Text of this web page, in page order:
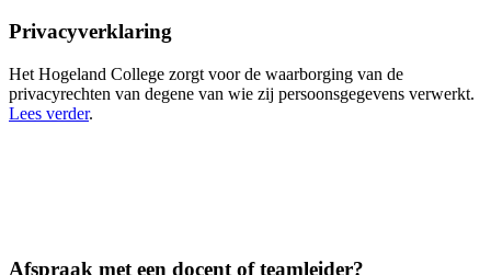
Privacyverklaring
Het Hogeland College zorgt voor de waarborging van de
privacyrechten van degene van wie zij persoonsgegevens verwerkt.
Lees verder.
Afspraak met een docent of teamleider?